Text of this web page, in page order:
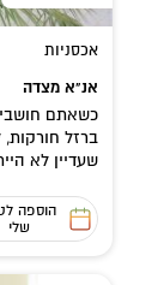
אכסניות
אנ"א מצדה
כשאתם
ברזל חורקות,
שעדיין לא
הוספה
שלי